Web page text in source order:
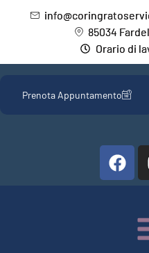
85034
Orario di
Prenota Appuntamento